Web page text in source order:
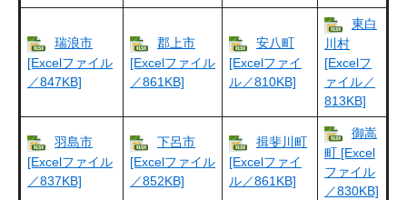
瑞浪市
[Excelファイル
／847KB]
郡上市
[Excelファイル
／861KB]
安八町
[Excelファイ
ル／810KB]
東白
川村
[Excelフ
ァイル／
813KB]
羽島市
[Excelファイル
／837KB]
下呂市
[Excelファイル
／852KB]
揖斐川町
[Excelファイ
ル／861KB]
御嵩
町 [Excel
ファイル
／830KB]